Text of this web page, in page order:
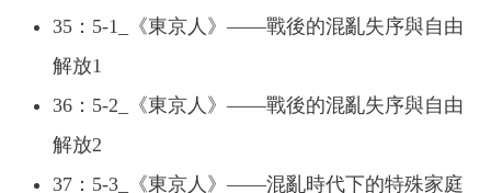
35：5-1_《東京人》——戰後的混亂失序與自由
解放1
36：5-2_《東京人》——戰後的混亂失序與自由
解放2
37：5-3_《東京人》——混亂時代下的特殊家庭